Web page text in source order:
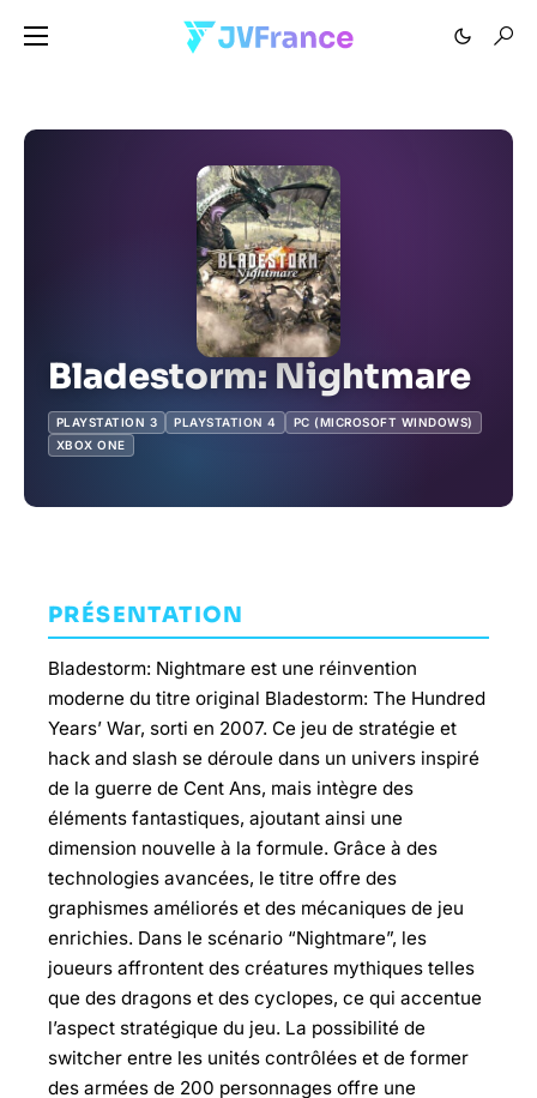
Bladestorm: Nightmare
PLAYSTATION 3 PLAYSTATION 4
PC (MICROSOFT WINDOWS)
XBOX ONE
PRÉSENTATION
Bladestorm: Nightmare est une réinvention
moderne du titre original Bladestorm: The Hundred
Years’ War, sorti en 2007. Ce jeu de stratégie et
hack and slash se déroule dans un univers inspiré
de la guerre de Cent Ans, mais intègre des
éléments fantastiques, ajoutant ainsi une
dimension nouvelle à la formule. Grâce à des
technologies avancées, le titre offre des
graphismes améliorés et des mécaniques de jeu
enrichies. Dans le scénario “Nightmare”, les
joueurs affrontent des créatures mythiques telles
que des dragons et des cyclopes, ce qui accentue
l’aspect stratégique du jeu. La possibilité de
switcher entre les unités contrôlées et de former
des armées de 200 personnages offre une